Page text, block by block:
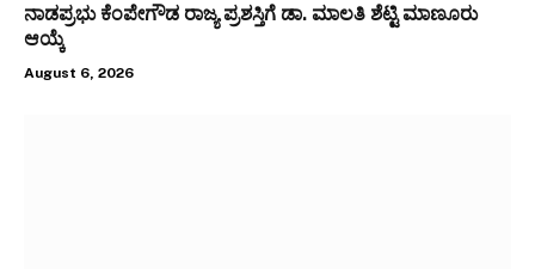
ನಾಡಪ್ರಭು ಕೆಂಪೇಗೌಡ ರಾಜ್ಯ ಪ್ರಶಸ್ತಿಗೆ ಡಾ. ಮಾಲತಿ ಶೆಟ್ಟಿ ಮಾಣೂರು
ಆಯ್ಕೆ
August 6, 2026